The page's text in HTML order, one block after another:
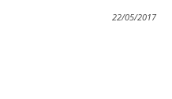
22/05/2017